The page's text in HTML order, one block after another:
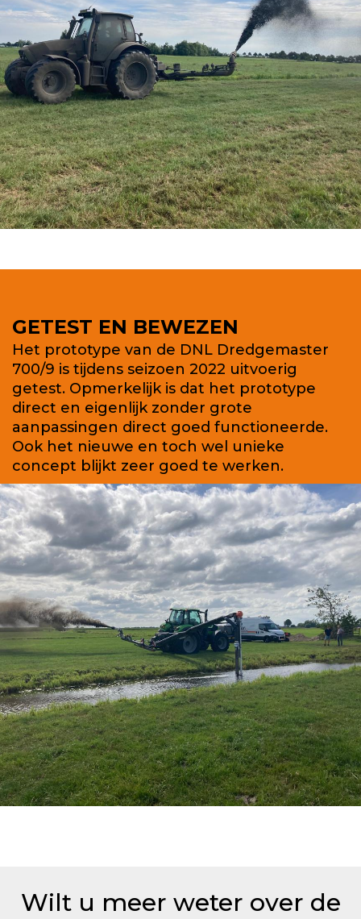
GETEST EN BEWEZEN
Het prototype van de DNL Dredgemaster
700/9 is tijdens seizoen 2022 uitvoerig
getest. Opmerkelijk is dat het prototype
direct en eigenlijk zonder grote
aanpassingen direct goed functioneerde.
Ook het nieuwe en toch wel unieke
concept blijkt zeer goed te werken.
Wilt u meer weter over de